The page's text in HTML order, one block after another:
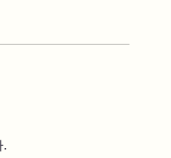
.